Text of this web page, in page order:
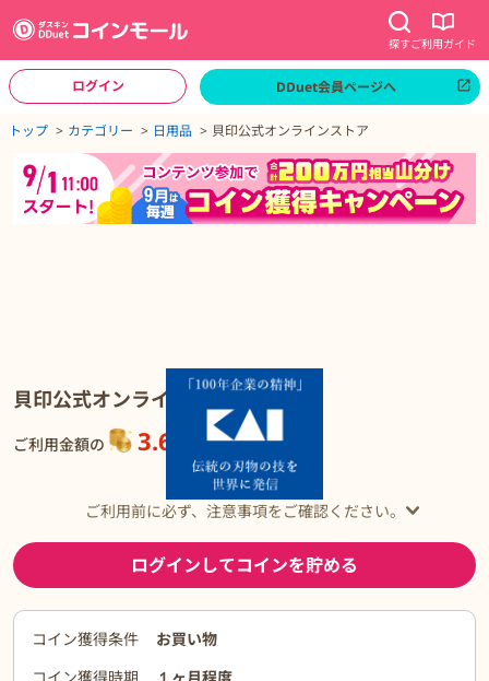
探すご利用ガイド
ログイン DDuet会員ページへ
トップ カテゴリー 日用品 貝印公式オンラインストア
貝印公式オンラインストア
ご利用金額の 3.65%還元
ご利用前に必ず、注意事項をご確認ください。
ログインしてコインを貯める
コイン獲得条件
お買い物
ジトップへ